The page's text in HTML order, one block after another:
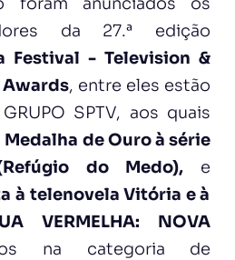
da 27.ª edição
Festival - Television &
, entre eles estão
SPTV, aos quais
Medalha de Ouro à série
do Medo), e
à telenovela Vitória e à
VERMELHA: NOVA
na categoria de